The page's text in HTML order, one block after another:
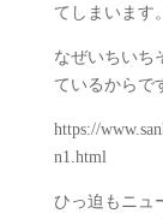
てしまいます。
なぜいちいち
ているからで
https://
n1.html
ひっ迫もニュ